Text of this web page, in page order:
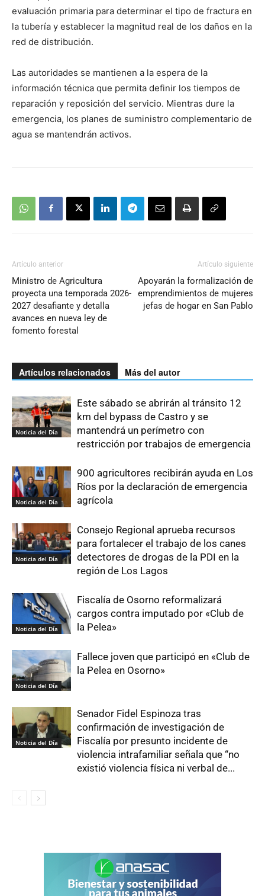
evaluación primaria para determinar el tipo de fractura en
la tubería y establecer la magnitud real de los daños en la
red de distribución.
Las autoridades se mantienen a la espera de la
información técnica que permita definir los tiempos de
reparación y reposición del servicio. Mientras dure la
emergencia, los planes de suministro complementario de
agua se mantendrán activos.
Artículo anterior
Ministro de Agricultura
proyecta una temporada 2026-
2027 desafiante y detalla
avances en nueva ley de
fomento forestal
Artículo siguiente
Apoyarán la formalización de
emprendimientos de mujeres
jefas de hogar en San Pablo
Artículos relacionados Más del autor
Noticia del Día
Este sábado se abrirán al tránsito 12
km del bypass de Castro y se
mantendrá un perímetro con
restricción por trabajos de emergencia
Noticia del Día
900 agricultores recibirán ayuda en Los
Ríos por la declaración de emergencia
agrícola
Noticia del Día
Consejo Regional aprueba recursos
para fortalecer el trabajo de los canes
detectores de drogas de la PDI en la
región de Los Lagos
Noticia del Día
Fiscalía de Osorno reformalizará
cargos contra imputado por «Club de
la Pelea»
Noticia del Día
Fallece joven que participó en «Club de
la Pelea en Osorno»
Noticia del Día
Senador Fidel Espinoza tras
confirmación de investigación de
Fiscalía por presunto incidente de
violencia intrafamiliar señala que “no
existió violencia física ni verbal de...